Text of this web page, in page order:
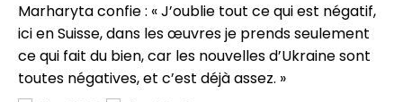
Marharyta confie : « J’oublie tout ce qui est négatif,
ici en Suisse, dans les œuvres je prends seulement
ce qui fait du bien, car les nouvelles d’Ukraine sont
toutes négatives, et c’est déjà assez. »